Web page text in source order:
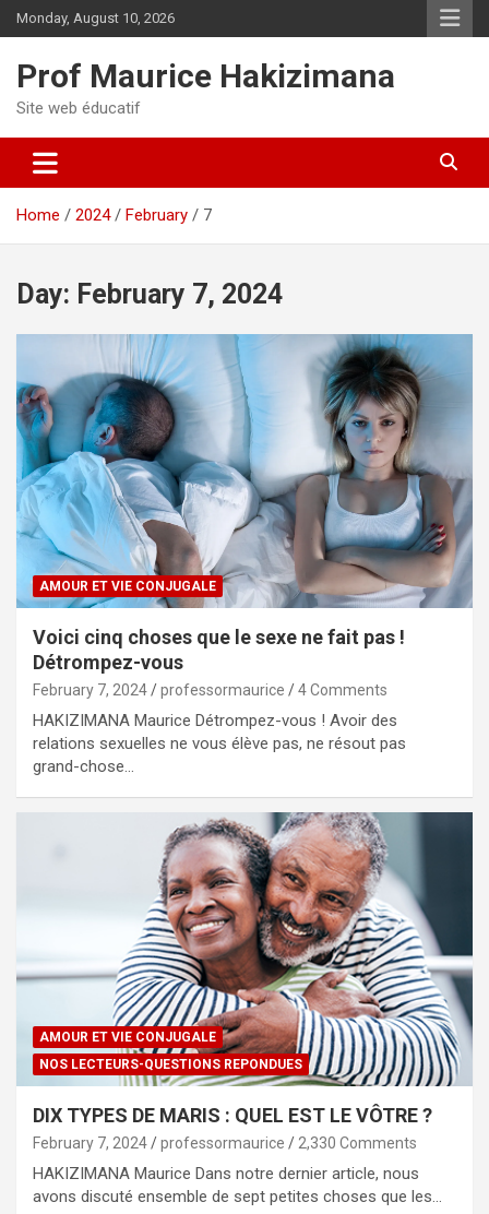
Skip
to
Monday, August 10, 2026
Prof Maurice Hakizimana
Site web éducatif
Home 2024 February 7
Day: February 7, 2024
AMOUR ET VIE CONJUGALE
Voici cinq choses que le sexe ne fait pas !
Détrompez-vous
February 7, 2024 professormaurice 4 Comments
HAKIZIMANA Maurice Détrompez-vous ! Avoir des
relations sexuelles ne vous élève pas, ne résout pas
grand-chose…
AMOUR ET VIE CONJUGALE
NOS LECTEURS-QUESTIONS REPONDUES
DIX TYPES DE MARIS : QUEL EST LE VÔTRE ?
February 7, 2024 professormaurice 2,330 Comments
HAKIZIMANA Maurice Dans notre dernier article, nous
avons discuté ensemble de sept petites choses que les…